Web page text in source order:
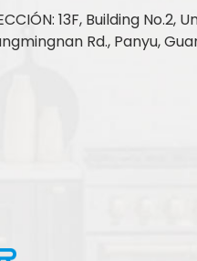
13F, Building No.2,
Rd., Panyu,